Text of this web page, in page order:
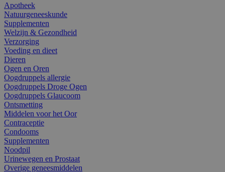
Apotheek
Natuurgeneeskunde
Supplementen
Welzijn & Gezondheid
Verzorging
Voeding en dieet
Dieren
Ogen en Oren
Oogdruppels allergie
Oogdruppels Droge Ogen
Oogdruppels Glaucoom
Ontsmetting
Middelen voor het Oor
Contraceptie
Condooms
Supplementen
Noodpil
Urinewegen en Prostaat
Overige geneesmiddelen